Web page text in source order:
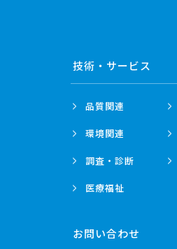
技術・ サービス
品質関連
環境関連
調査・診断
医療福祉
お問い合わせ